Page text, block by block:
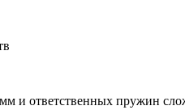
и ответственных пружин